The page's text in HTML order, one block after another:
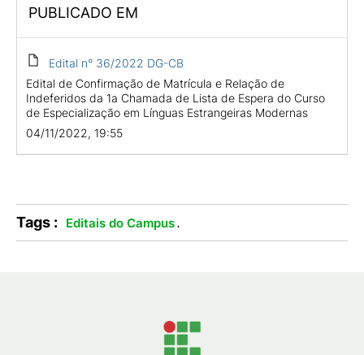
PUBLICADO EM
Edital n° 36/2022 DG-CB
Edital de Confirmação de Matrícula e Relação de
Indeferidos da 1a Chamada de Lista de Espera do Curso
de Especialização em Línguas Estrangeiras Modernas
04/11/2022, 19:55
Tags : Editais do Campus.